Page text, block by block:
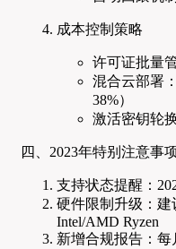
成本控制策略
许可证批量
混合云部署
38%）
激活密钥轮
四、2023年特别注意事
支持状态提醒：
硬件限制升级：建
Intel/AMD Ryzen
新增合规报告：